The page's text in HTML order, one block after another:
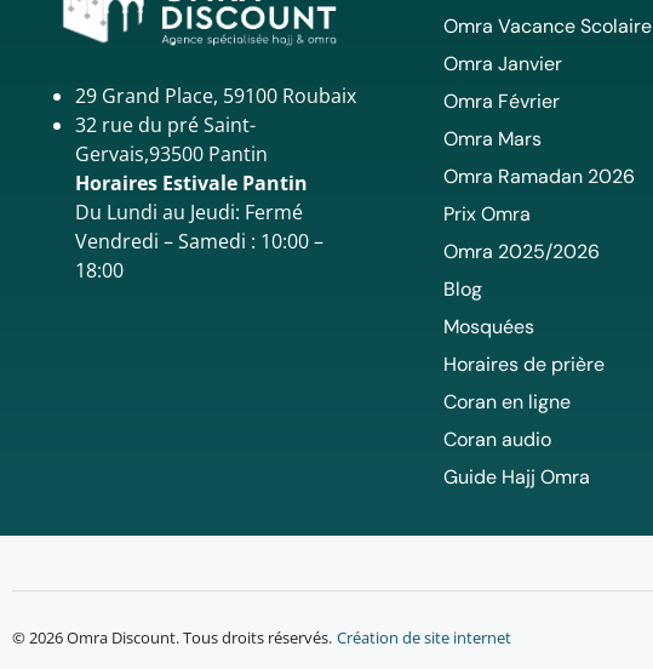
29 Grand Place, 59100 Roubaix
32 rue du pré Saint-
Gervais,93500 Pantin
Horaires Estivale Pantin
Du Lundi au Jeudi: Fermé
Vendredi – Samedi : 10:00 –
18:00
Omra Vacance Scolaire
Omra Janvier
Omra Février
Omra Mars
Omra Ramadan 2026
Prix Omra
Omra 2025/2026
Blog
Mosquées
Horaires de prière
Coran en ligne
Coran audio
Guide Hajj Omra
© 2026 Omra Discount. Tous droits réservés. Création de site internet